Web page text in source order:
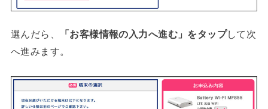
選んだら、 「お客様情報の入力へ進む」をタップして次
へ進みます。